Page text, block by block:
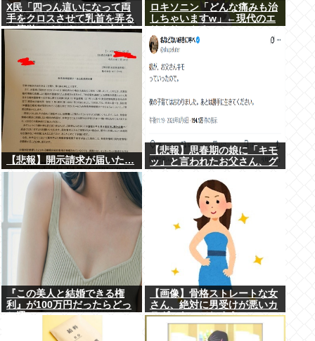
X民「四つん這いになって両
手をクロスさせて乳首を弄る
と簡単にイケる」 これ出来な
ロキソニン「どんな痛みも治
しちゃいますw」←現代のエ
【悲報】開示請求が届いた…
【悲報】思春期の娘に「キモ
ッ」と言われたお父さん、グ
『この美人と結婚できる権
利』が100万円だったらどっ
ち選ぶwww
【画像】骨格ストレートな女
さん、絶対に男受けが悪いカ
ラダになってしまうｗｗｗ